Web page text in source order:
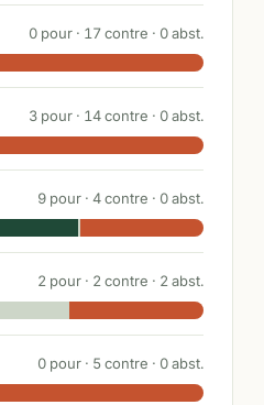
0 pour · 17contre · 0abst.
3 pour · 14contre · 0abst.
9 pour · 4contre · 0abst.
2 pour · 2 contre · 2 abst.
0 pour · 5contre · 0abst.